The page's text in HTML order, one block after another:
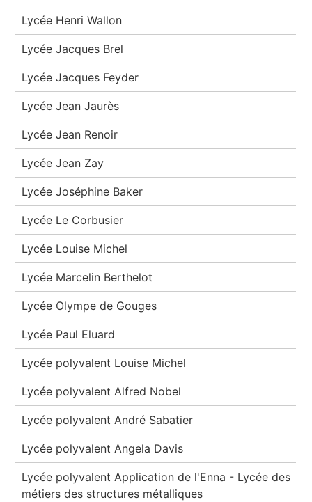
Lycée Henri Wallon
Lycée Jacques Brel
Lycée Jacques Feyder
Lycée Jean Jaurès
Lycée Jean Renoir
Lycée Jean Zay
Lycée Joséphine Baker
Lycée Le Corbusier
Lycée Louise Michel
Lycée Marcelin Berthelot
Lycée Olympe de Gouges
Lycée Paul Eluard
Lycée polyvalent Louise Michel
Lycée polyvalent Alfred Nobel
Lycée polyvalent André Sabatier
Lycée polyvalent Angela Davis
Lycée polyvalent Application de l'Enna - Lycée des
métiers des structures métalliques